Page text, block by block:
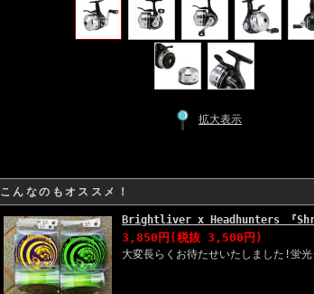
拡大表示
こんなのもオススメ！
Brightliver x Headhunters 『
3,850円(税抜 3,500円)
大変長らくお待たせいたしました!蛍